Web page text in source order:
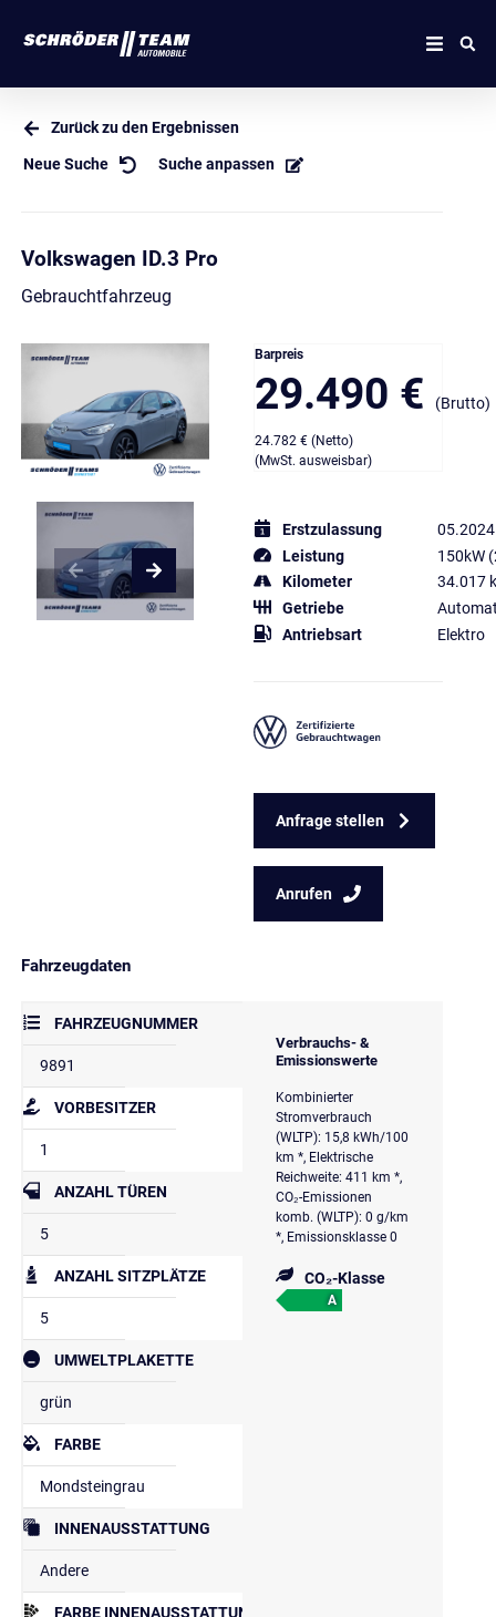
Zurück zu den Ergebnissen
Neue Suche Suche anpassen
Volkswagen ID.3 Pro
Gebrauchtfahrzeug
Barpreis
29.490 € (Brutto)
24.782 € (Netto)
(MwSt. ausweisbar)
Erstzulassung
05.2024
Leistung
150kW
Kilometer
34.017
Getriebe
Antriebsart
Elektro
Anfrage stellen
Anrufen
Fahrzeugdaten
FAHRZEUGNUMMER
9891
VORBESITZER
1
ANZAHL TÜREN
5
ANZAHL SITZPLÄTZE
5
UMWELTPLAKETTE
grün
FARBE
Mondsteingrau
INNENAUSSTATTUNG
Andere
FARBE INNENAUSSTATTUNG
Verbrauchs- &
Emissionswerte
Kombinierter
Stromverbrauch
(WLTP): 15,8 kWh/100
km *, Elektrische
Reichweite: 411 km *,
CO₂-Emissionen
komb. (WLTP): 0 g/km
*, Emissionsklasse 0
CO₂-Klasse
A